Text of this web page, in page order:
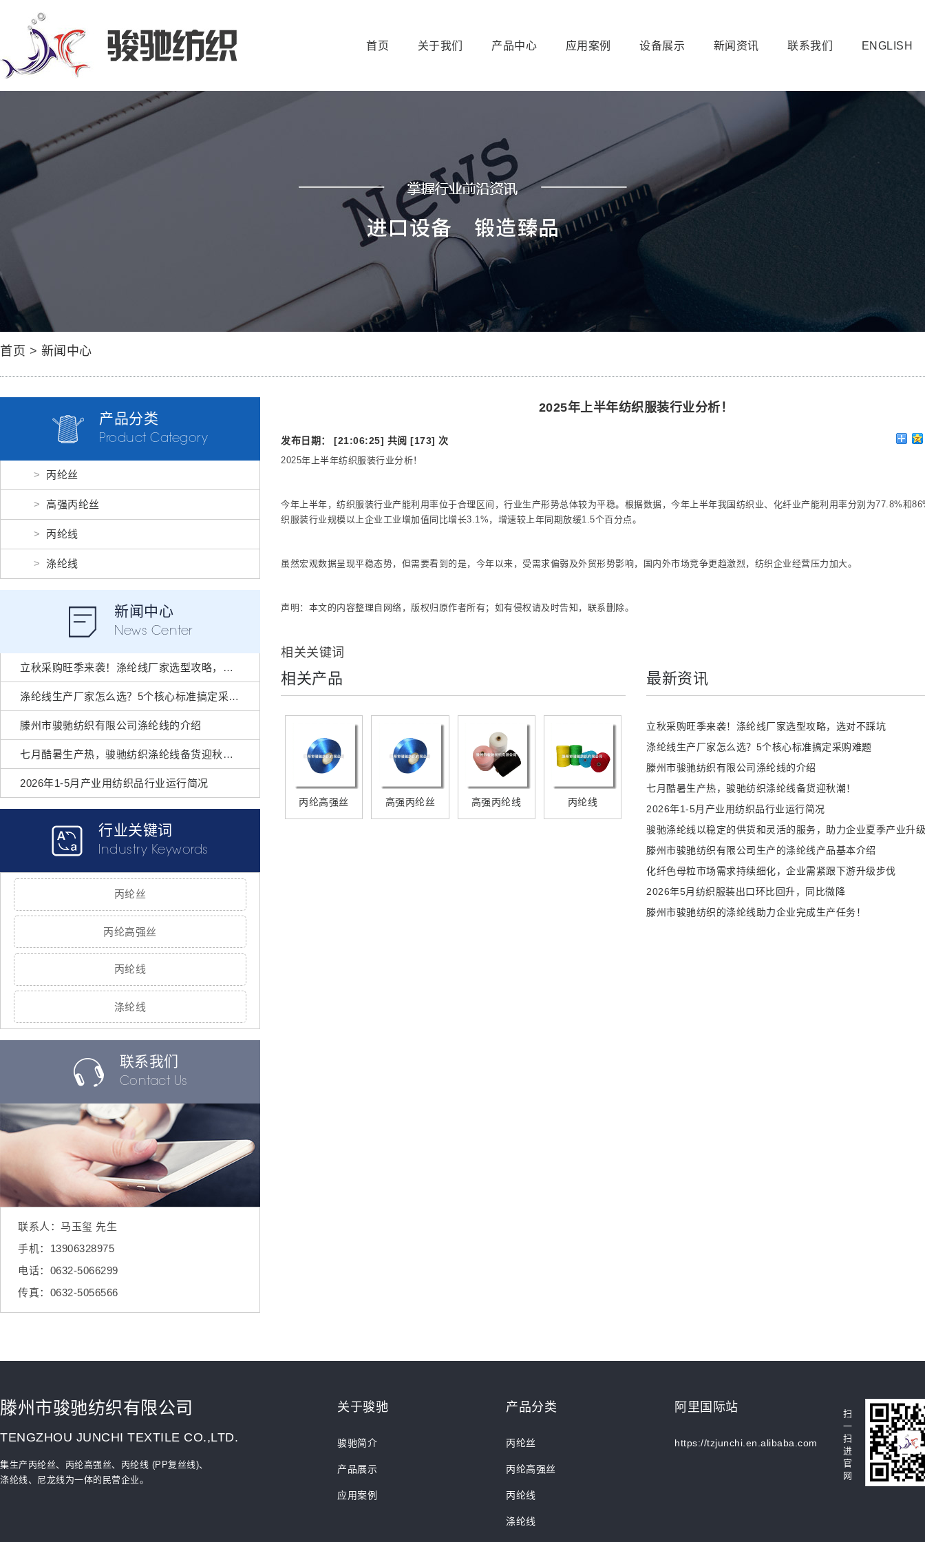
首页 关于我们 产品中心 应用案例 设备展示 新闻资讯 联系我们 ENGLISH
首页 > 新闻中心
产品分类
Product Category
丙纶丝
高强丙纶丝
丙纶线
涤纶线
新闻中心
News Center
立秋采购旺季来袭！涤纶线厂家选型攻略，选对不踩坑
涤纶线生产厂家怎么选？5个核心标准搞定采购难题
滕州市骏驰纺织有限公司涤纶线的介绍
七月酷暑生产热，骏驰纺织涤纶线备货迎秋潮！
2026年1-5月产业用纺织品行业运行简况
行业关键词
Industry Keywords
丙纶丝
丙纶高强丝
丙纶线
涤纶线
联系我们
Contact Us
联系人：马玉玺 先生
手机：13906328975
电话：0632-5066299
传真：0632-5056566
2025年上半年纺织服装行业分析！
发布日期： [21:06:25] 共阅 [173] 次
2025年上半年纺织服装行业分析！
今年上半年，纺织服装行业产能利用率位于合理区间，行业生产形势总体较为平稳。根据数据，今年上半年我国纺织业、化纤业产能利用率分别为77.8%和
织服装行业规模以上企业工业增加值同比增长3.1%，增速较上年同期放缓1.5个百分点。
虽然宏观数据呈现平稳态势，但需要看到的是，今年以来，受需求偏弱及外贸形势影响，国内外市场竞争更趋激烈，纺织企业经营压力加大。
声明：本文的内容整理自网络，版权归原作者所有；如有侵权请及时告知，联系删除。
相关关键词
相关产品
丙纶高强丝 高强丙纶丝 高强丙纶线 丙纶线
最新资讯
立秋采购旺季来袭！涤纶线厂家选型攻略，选对不踩坑
涤纶线生产厂家怎么选？5个核心标准搞定采购难题
滕州市骏驰纺织有限公司涤纶线的介绍
七月酷暑生产热，骏驰纺织涤纶线备货迎秋潮！
2026年1-5月产业用纺织品行业运行简况
骏驰涤纶线以稳定的供货和灵活的服务，助力企业夏季产业升
滕州市骏驰纺织有限公司生产的涤纶线产品基本介绍
化纤色母粒市场需求持续细化，企业需紧跟下游升级步伐
2026年5月纺织服装出口环比回升，同比微降
滕州市骏驰纺织的涤纶线助力企业完成生产任务！
滕州市骏驰纺织有限公司
TENGZHOU JUNCHI TEXTILE CO.,LTD.
集生产丙纶丝、丙纶高强丝、丙纶线 (PP复丝线)、
涤纶线、尼龙线为一体的民营企业。
关于骏驰
骏驰简介
产品展示
应用案例
产品分类
丙纶丝
丙纶高强丝
丙纶线
涤纶线
阿里国际站
https://tzjunchi.en.alibaba.com
扫
一
扫
进
官
网